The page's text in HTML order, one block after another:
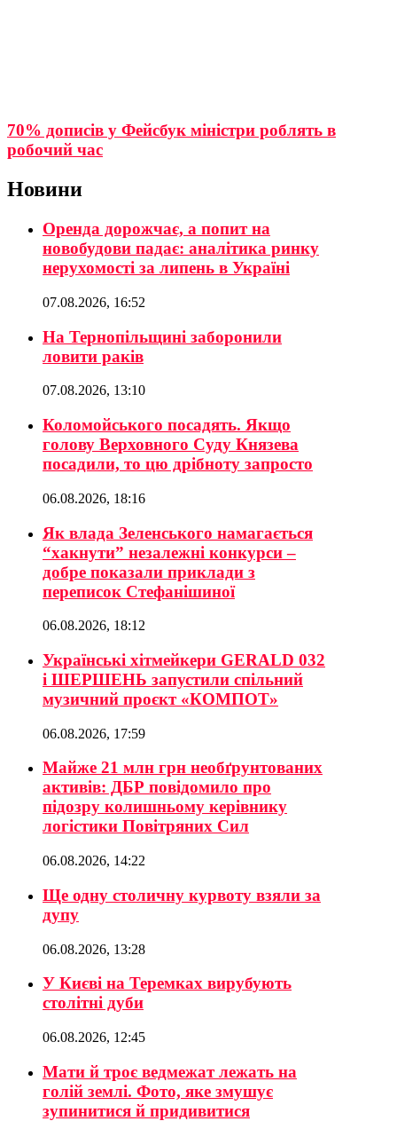
70% дописів у Фейсбук міністри роблять в
робочий час
Новини
Оренда дорожчає, а попит на
новобудови падає: аналітика ринку
нерухомості за липень в Україні
07.08.2026, 16:52
На Тернопільщині заборонили
ловити раків
07.08.2026, 13:10
Коломойського посадять. Якщо
голову Верховного Суду Князева
посадили, то цю дрібноту запросто
06.08.2026, 18:16
Як влада Зеленського намагається
“хакнути” незалежні конкурси –
добре показали приклади з
переписок Стефанішиної
06.08.2026, 18:12
Українські хітмейкери GERALD 032
і ШЕРШЕНЬ запустили спільний
музичний проєкт «КОМПОТ»
06.08.2026, 17:59
Майже 21 млн грн необґрунтованих
активів: ДБР повідомило про
підозру колишньому керівнику
логістики Повітряних Сил
06.08.2026, 14:22
Ще одну столичну курвоту взяли за
дупу
06.08.2026, 13:28
У Києві на Теремках вирубують
столітні дуби
06.08.2026, 12:45
Мати й троє ведмежат лежать на
голій землі. Фото, яке змушує
зупинитися й придивитися